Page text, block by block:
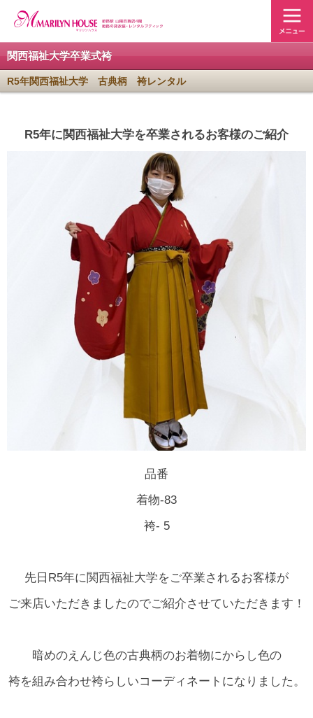
関西福祉大学卒業式袴
R5年関西福祉大学 古典柄 袴レンタル
R5年に関西福祉大学を卒業されるお客様のご紹介
品番
着物-83
袴- 5
先日R5年に関西福祉大学をご卒業されるお客様が
ご来店いただきましたのでご紹介させていただきます！
暗めのえんじ色の古典柄のお着物にからし色の
袴を組み合わせ袴らしいコーディネートになりました。